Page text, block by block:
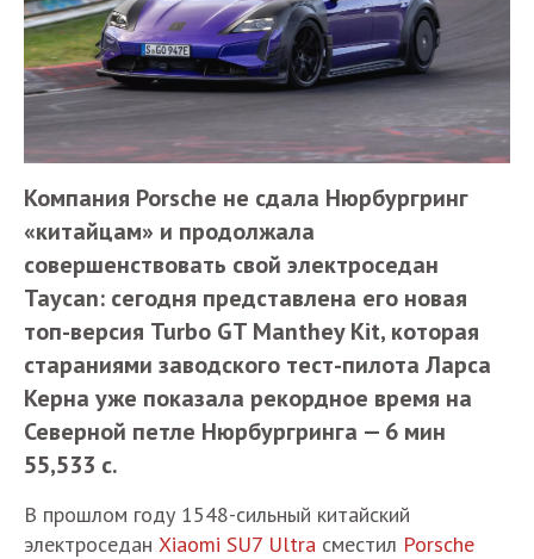
Компания Porsche не сдала Нюрбургринг
«китайцам» и продолжала
совершенствовать свой электроседан
Taycan: сегодня представлена его новая
топ-версия Turbo GT Manthey Kit, которая
стараниями заводского тест-пилота Ларса
Керна уже показала рекордное время на
Северной петле Нюрбургринга — 6 мин
55,533 с.
В прошлом году 1548-сильный китайский
электроседан Xiaomi SU7 Ultra сместил Porsche